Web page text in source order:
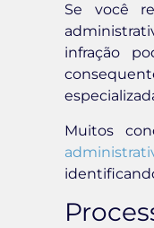
Se você
infração
Muitos